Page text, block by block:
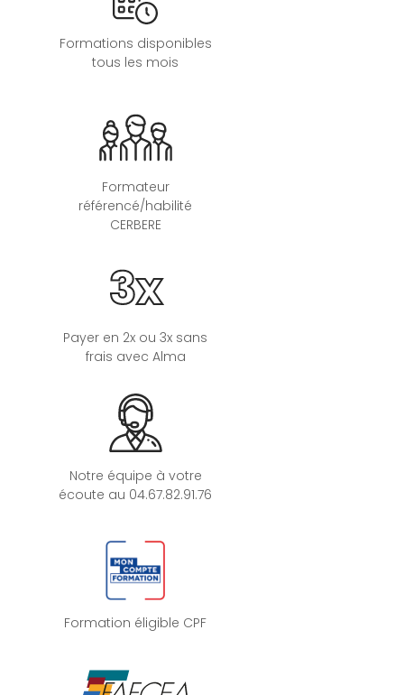
Formations disponibles
tous les mois
Formateur
référencé/habilité
CERBERE
3x
Payer en 2x ou 3x sans
frais avec Alma
Notre équipe à votre
écoute au 04.67.82.91.76
Formation éligible CPF